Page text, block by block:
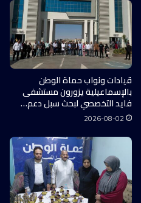
قيادات ونواب حماة الوطن
بالإسماعيلية يزورون مستشفى
فايد التخصصي لبحث سبل دعم…
2026-08-02